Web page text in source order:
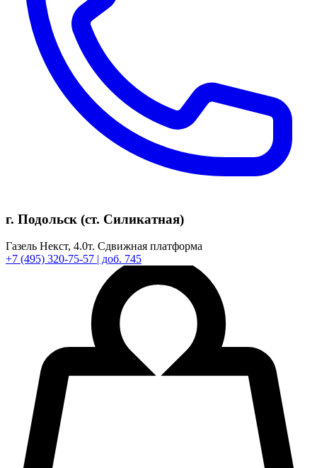
г. Подольск (ст. Силикатная)
Газель Некст, 4.0т. Сдвижная платформа
+7 (495) 320-75-57 | доб. 745